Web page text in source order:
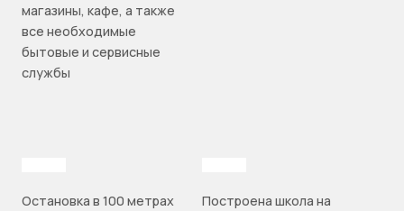
магазины, кафе, а также
все необходимые
бытовые и сервисные
службы
Остановка в 100 метрах
Построена школа на